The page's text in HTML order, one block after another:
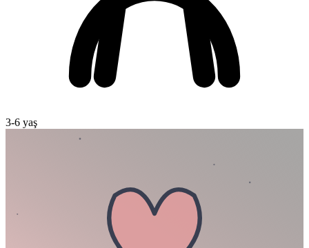
3-6 yaş